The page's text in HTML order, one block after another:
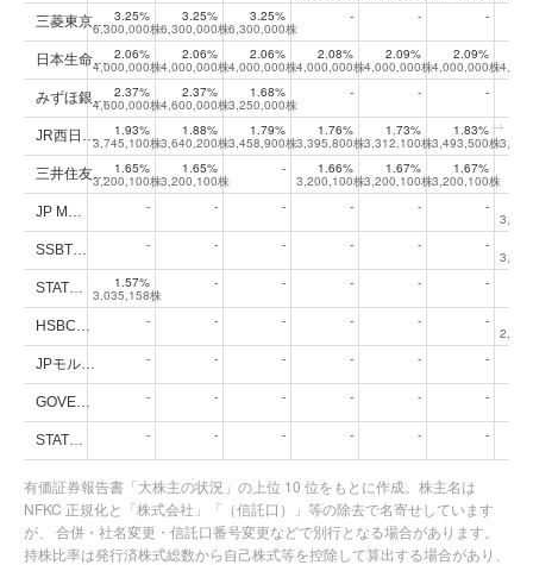
三菱東京… 3.25%
6,300,000株
3.25%
6,300,000株
3.25%
6,300,000株
- - -
日本生命… 2.06%
4,000,000株
2.06%
4,000,000株
2.06%
4,000,000株
2.08%
4,000,000株
2.09%
4,000,000株
2.09%
4,000,000株
みずほ銀… 2.37%
4,600,000株
2.37%
4,600,000株
1.68%
3,250,000株
- - -
JR西日… 1.93%
3,745,100株
1.88%
3,640,200株
1.79%
3,458,900株
1.76%
3,395,800株
1.73%
3,312,100株
1.83%
3,493,500株
三井住友… 1.65%
3,200,100株
1.65%
3,200,100株
- 1.66%
3,200,100株
1.67%
3,200,100株
1.67%
3,200,100株
JP M…
- - - - - -
SSBT…
- - - - - -
STAT…
1.57%
3,035,158株
- - - - -
HSBC… - - - - - -
JPモル…
- - - - - -
GOVE… - - - - - -
STAT… - - - - - -
有価証券報告書「大株主の状況」の上位 10 位をもとに作成。株主名は
NFKC 正規化と「株式会社」「（信託口）」等の除去で名寄せしています
が、 合併・社名変更・信託口番号変更などで別行となる場合があります。
持株比率は発行済株式総数から自己株式等を控除して算出する場合があり、